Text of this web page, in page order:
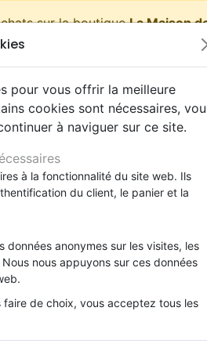
sur la boutiqueLa Maison
Etude biblique
NEG
Darby
Bandes dessinées
Santé
Ethique, société, politique
Découverte de la foi
Psychologie
Apologétique
Adolescents, jeunes
Rap, Hip-hop
Hardrock, Métal
Pop, Rock
Films, fiction
Jeux
autres et moi
Shutes
PDF EAN9782826098119
Détails du produit
pour vous offrir la meilleure
cookies sont nécessaires,
à naviguer sur ce site.
à la fonctionnalité du site web. Ils
du client, le panier et la
données anonymes sur les visites, les
nous appuyons sur ces données
de choix, vous acceptez tous les